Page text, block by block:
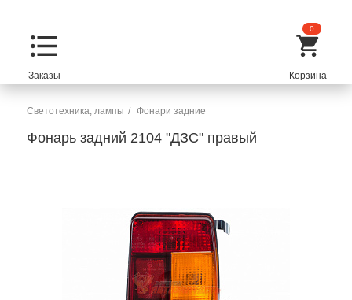
0
Светотехника, лампы Фонари задние
Фонарь задний 2104 "ДЗС" правый